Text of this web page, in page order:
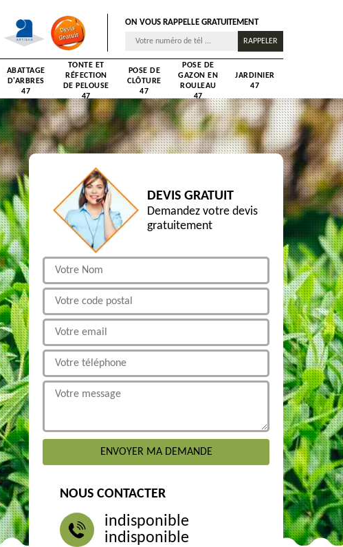
ON VOUS RAPPELLE GRATUITEMENT
ABATTAGE
D'ARBRES
47
TONTE ET
RÉFECTION
DE PELOUSE
47
POSE DE
CLÔTURE
47
POSE DE
GAZON EN
ROULEAU
47
JARDINIER
47
DEVIS GRATUIT
Demandez votre devis
gratuitement
NOUS CONTACTER
indisponible
indisponible